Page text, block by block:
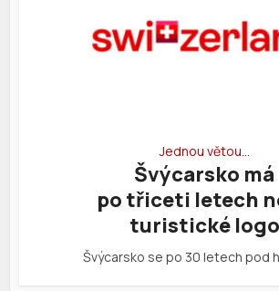
Jednou větou…
Švýcarsko má
po třiceti letech
turistické logo
Švýcarsko se po 30 letech pod